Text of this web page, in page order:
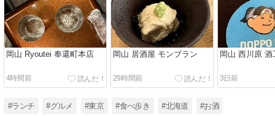
岡山 Ryoutei 奉還町本店
4時間前
岡山 居酒屋 モンブラン
29時間前
岡山 西川原
3日前
#ランチ #グルメ #東京 #食べ歩き #北海道 #お酒